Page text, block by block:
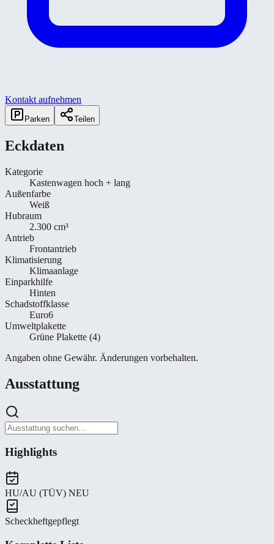
Kontakt aufnehmen
Parken Teilen
Eckdaten
Kategorie
Kastenwagen hoch + lang
Außenfarbe
Weiß
Hubraum
2.300 cm³
Antrieb
Frontantrieb
Klimatisierung
Klimaanlage
Einparkhilfe
Hinten
Schadstoffklasse
Euro6
Umweltplakette
Grüne Plakette (4)
Angaben ohne Gewähr. Änderungen vorbehalten.
Ausstattung
Highlights
HU/AU (TÜV) NEU
Scheckheftgepflegt